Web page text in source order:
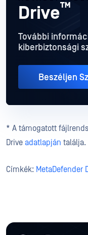
Drive™
További
kiberbiztonsági
Beszéljen
* A támogatott
Drive adatlapján találja.
Címkék: MetaDefender